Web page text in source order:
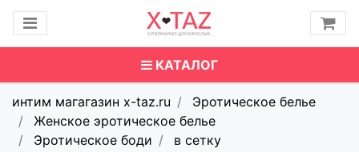
КАТАЛОГ
интим магагазин x-taz.ru
Эротическое белье
Женское эротическое белье
Эротическое боди
в сетку